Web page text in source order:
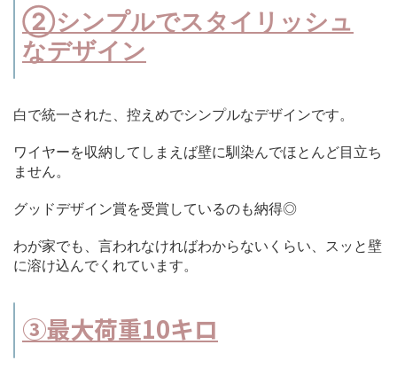
②シンプルでスタイリッシュ
なデザイン
白で統一された、控えめでシンプルなデザインです。
ワイヤーを収納してしまえば壁に馴染んでほとんど目立ち
ません。
グッドデザイン賞を受賞しているのも納得◎
わが家でも、言われなければわからないくらい、スッと壁
に溶け込んでくれています。
③最大荷重10キロ